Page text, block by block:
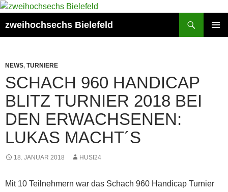
Zum
springen
zweihochsechs Bielefeld
NEWS, TURNIERE
SCHACH 960 HANDICAP
BLITZ TURNIER 2018 BEI
DEN ERWACHSENEN:
LUKAS MACHT´S
18. JANUAR 2018 HUSI24
Mit 10 Teilnehmern war das Schach 960 Handicap Turnier